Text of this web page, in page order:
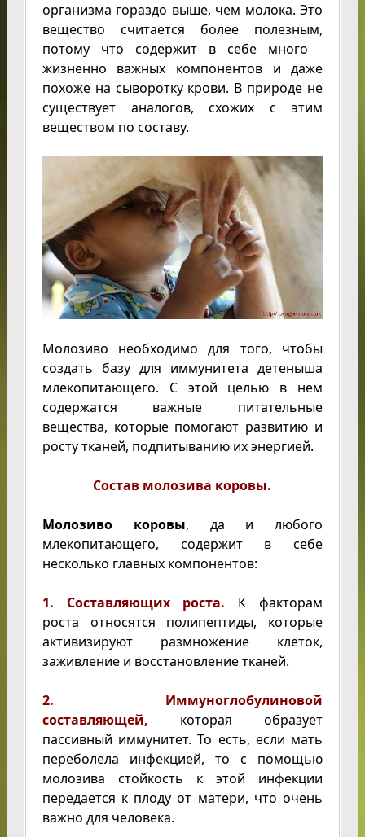
организма гораздо выше, чем молока. Это
вещество считается более полезным,
потому что содержит в себе много
жизненно важных компонентов и даже
похоже на сыворотку крови. В природе не
существует аналогов, схожих с этим
веществом по составу.
Молозиво необходимо для того, чтобы
создать базу для иммунитета детеныша
млекопитающего. С этой целью в нем
содержатся важные питательные
вещества, которые помогают развитию и
росту тканей, подпитыванию их энергией.
Состав молозива коровы.
Молозиво коровы, да и любого
млекопитающего, содержит в себе
несколько главных компонентов:
1. Составляющих роста. К факторам
роста относятся полипептиды, которые
активизируют размножение клеток,
заживление и восстановление тканей.
2. Иммуноглобулиновой
составляющей, которая образует
пассивный иммунитет. То есть, если мать
переболела инфекцией, то с помощью
молозива стойкость к этой инфекции
передается к плоду от матери, что очень
важно для человека.